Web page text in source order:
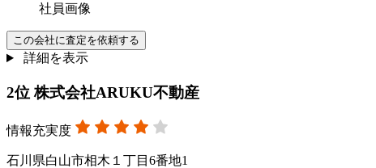
社員画像
この会社に査定を依頼する
詳細を表示
2位株式会社ARUKU不動産
情報充実度
石川県白山市相木１丁目6番地1